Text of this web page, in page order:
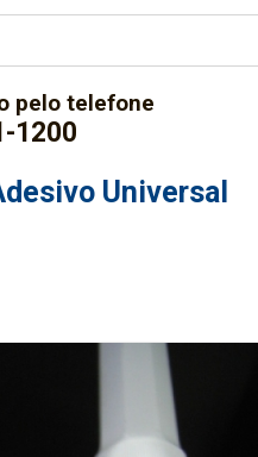
pelo telefone
1200
Universal